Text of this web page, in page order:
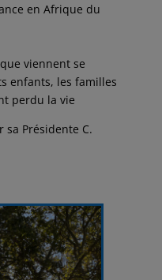
en Afrique du
viennent se
enfants, les familles
perdu la vie
sa Présidente C.